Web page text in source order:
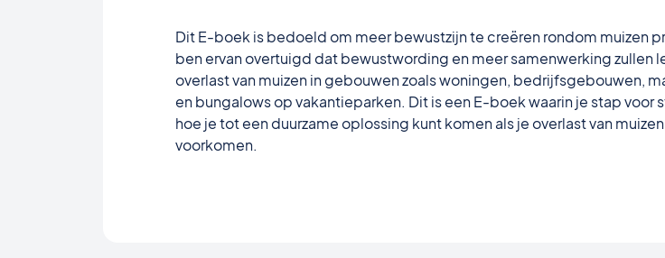
Dit E-boek is bedoeld om meer bewustzijn te creëren rondom muizen
ben ervan overtuigd dat bewustwording en meer samenwerking zullen
overlast van muizen in gebouwen zoals woningen, bedrijfsgebouwen,
en bungalows op vakantieparken. Dit is een E-boek waarin je stap voor
hoe je tot een duurzame oplossing kunt komen als je overlast van
voorkomen.